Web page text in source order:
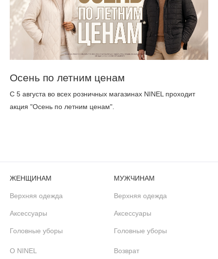
Осень по летним ценам
С 5 августа во всех розничных магазинах NINEL проходит
акция "Осень по летним ценам".
ЖЕНЩИНАМ
Верхняя одежда
Аксессуары
Головные уборы
МУЖЧИНАМ
Верхняя одежда
Аксессуары
Головные уборы
О NINEL Возврат